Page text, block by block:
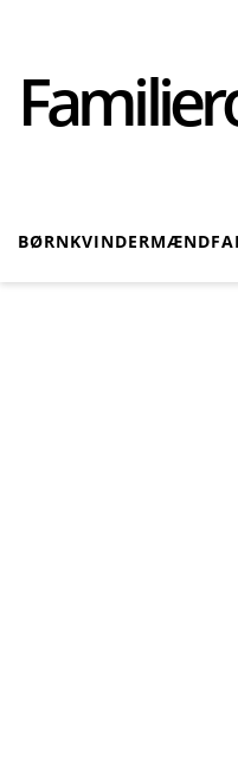
BØRNKVINDERMÆND